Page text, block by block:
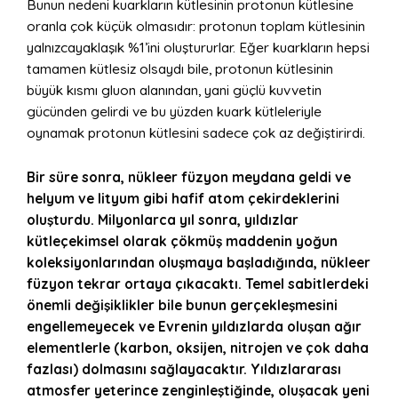
Bunun nedeni kuarkların kütlesinin protonun kütlesine
oranla çok küçük olmasıdır: protonun toplam kütlesinin
yalnızcayaklaşık %1’ini oluştururlar. Eğer kuarkların hepsi
tamamen kütlesiz olsaydı bile, protonun kütlesinin
büyük kısmı gluon alanından, yani güçlü kuvvetin
gücünden gelirdi ve bu yüzden kuark kütleleriyle
oynamak protonun kütlesini sadece çok az değiştirirdi.
Bir süre sonra, nükleer füzyon meydana geldi ve
helyum ve lityum gibi hafif atom çekirdeklerini
oluşturdu. Milyonlarca yıl sonra, yıldızlar
kütleçekimsel olarak çökmüş maddenin yoğun
koleksiyonlarından oluşmaya başladığında, nükleer
füzyon tekrar ortaya çıkacaktı. Temel sabitlerdeki
önemli değişiklikler bile bunun gerçekleşmesini
engellemeyecek ve Evrenin yıldızlarda oluşan ağır
elementlerle (karbon, oksijen, nitrojen ve çok daha
fazlası) dolmasını sağlayacaktır. Yıldızlararası
atmosfer yeterince zenginleştiğinde, oluşacak yeni